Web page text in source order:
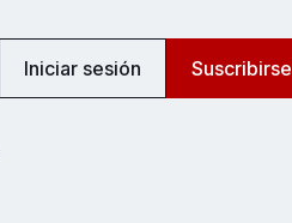
Iniciar sesión Suscribirse